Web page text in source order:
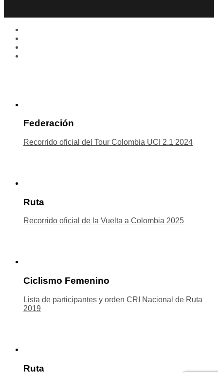
Federación
Recorrido oficial del Tour Colombia UCI 2.1 2024
Ruta
Recorrido oficial de la Vuelta a Colombia 2025
Ciclismo Femenino
Lista de participantes y orden CRI Nacional de Ruta
2019
Ruta